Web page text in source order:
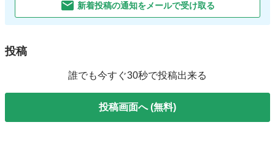
新着投稿の通知をメールで受け取る
投稿
誰でも今すぐ30秒で投稿出来る
投稿画面へ (無料)